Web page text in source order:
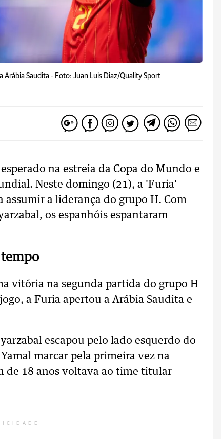
Arábia Saudita - Foto: Juan Luis Diaz/Quality Sport
na estreia da Copa do Mundo e
Neste domingo (21), a 'Furia'
assumir a liderança do grupo H. Com
os espanhóis espantaram
vitória na segunda partida do grupo H
a Furia apertou a Arábia Saudita e
escapou pelo lado esquerdo do
marcar pela primeira vez na
de 18 anos voltava ao time titular